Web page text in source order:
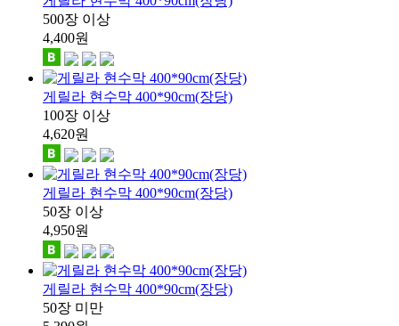
500장 이상
4,400원
게릴라 현수막 400*90cm(장당)
100장 이상
4,620원
게릴라 현수막 400*90cm(장당)
50장 이상
4,950원
게릴라 현수막 400*90cm(장당)
50장 미만